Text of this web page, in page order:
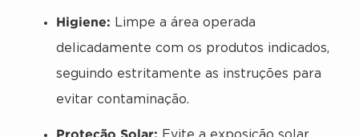
Higiene: Limpe a área operada
delicadamente com os produtos indicados,
seguindo estritamente as instruções para
evitar contaminação.
Proteção Solar: